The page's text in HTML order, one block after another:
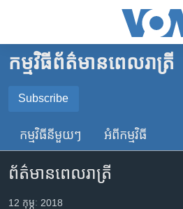
គេហទំព័រ​
ទាក់ទង
រំលង​
ទំព័រ​
ព័ត៌មាន​​
តែ​
កម្ពុជា
អន្តរជាតិ
ចិន
ហេឡូវីអូអេ
កម្ពុជាច្នៃប្រតិដ្ឋ
កម្មវិធី​ព័ត៌មាន​ពេលរាត្រី
Subscribe
SUBSCRIBE
YouTube Music
កម្មវិធី​នីមួយៗ អំពី​កម្មវិធី​
ព័ត៌មានពេលរាត្រី
12 កុម្ភៈ 2018